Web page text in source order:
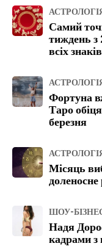
Самий
тиждень
всіх
Фортуна
Таро
березня
Місяць
ШОУ-
Надя
кадрами з